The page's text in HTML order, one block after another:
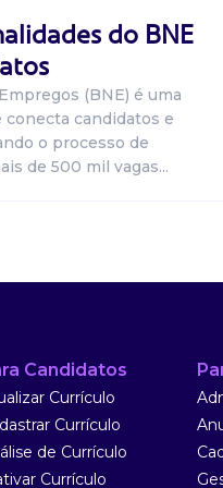
do BNE
(BNE) é uma
candidatos e
o processo de
de 500 mil vagas...
Candidatos
Currículo
Currículo
de Currículo
Currículo